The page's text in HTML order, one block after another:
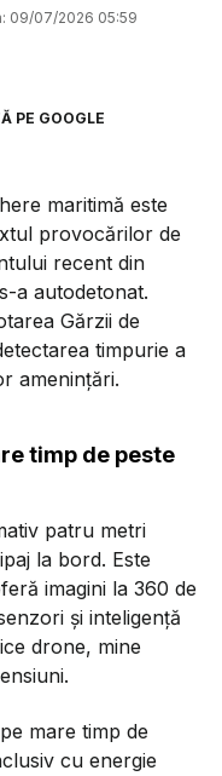
09/07/2026 05:59
PE GOOGLE
maritimă este
provocărilor de
recent din
a autodetonat.
Gărzii de
timpurie a
amenințări.
timp de peste
patru metri
la bord. Este
imagini la 360 de
și inteligență
drone, mine
mare timp de
cu energie